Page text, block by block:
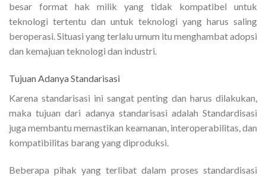
besar format hak milik yang tidak kompatibel untuk
teknologi tertentu dan untuk teknologi yang harus saling
beroperasi. Situasi yang terlalu umum itu menghambat adopsi
dan kemajuan teknologi dan industri.
Tujuan Adanya Standarisasi
Karena standarisasi ini sangat penting dan harus dilakukan,
maka tujuan dari adanya standarisasi adalah Standardisasi
juga membantu memastikan keamanan, interoperabilitas, dan
kompatibilitas barang yang diproduksi.
Beberapa pihak yang terlibat dalam proses standardisasi